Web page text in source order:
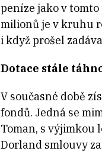
peníze jako v
milionů je v kruhu
i když prošel
Dotace stále
V současné době
fondů. Jedná se
Toman, s výjimkou
Dorland smlouvy